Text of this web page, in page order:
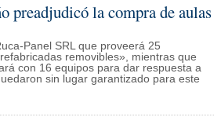
preadjudicó la compra de aulas
Panel SRL que proveerá 25
removibles», mientras que
con 16 equipos para dar respuesta a
sin lugar garantizado para este